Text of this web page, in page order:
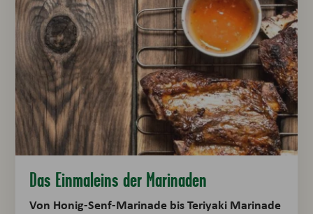
Das Einmaleins der Marinaden
Von Honig-Senf-Marinade bis Teriyaki Marinade